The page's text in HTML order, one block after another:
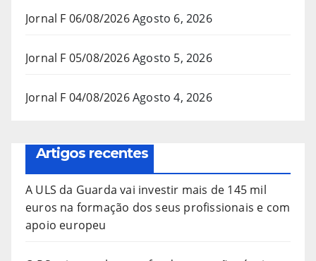
Jornal F 06/08/2026Agosto 6, 2026
Jornal F 05/08/2026Agosto 5, 2026
Jornal F 04/08/2026Agosto 4, 2026
Artigos recentes
A ULS da Guarda vai investir mais de 145 mil
euros na formação dos seus profissionais e com
apoio europeu